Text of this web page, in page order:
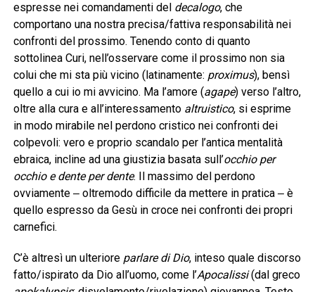
espresse nei comandamenti del decalogo, che
comportano una nostra precisa/fattiva responsabilità nei
confronti del prossimo. Tenendo conto di quanto
sottolinea Curi, nell’osservare come il prossimo non sia
colui che mi sta più vicino (latinamente: proximus), bensì
quello a cui io mi avvicino. Ma l’amore (agape) verso l’altro,
oltre alla cura e all’interessamento altruistico, si esprime
in modo mirabile nel perdono cristico nei confronti dei
colpevoli: vero e proprio scandalo per l’antica mentalità
ebraica, incline ad una giustizia basata sull’occhio per
occhio e dente per dente. Il massimo del perdono
ovviamente ‒ oltremodo difficile da mettere in pratica ‒ è
quello espresso da Gesù in croce nei confronti dei propri
carnefici.
C’è altresì un ulteriore parlare di Dio, inteso quale discorso
fatto/ispirato da Dio all’uomo, come l’Apocalissi(dal greco